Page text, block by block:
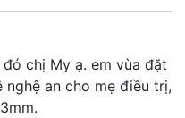
chị My ạ. em vùa đặt
an cho mẹ điều trị,